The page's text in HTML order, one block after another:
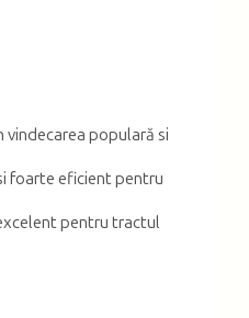
populară si
foarte eficient pentru
pentru tractul